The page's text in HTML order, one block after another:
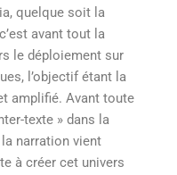
quelque soit la
avant tout la
le déploiement sur
l’objectif étant la
amplifié. Avant toute
texte » dans la
narration vient
à créer cet univers